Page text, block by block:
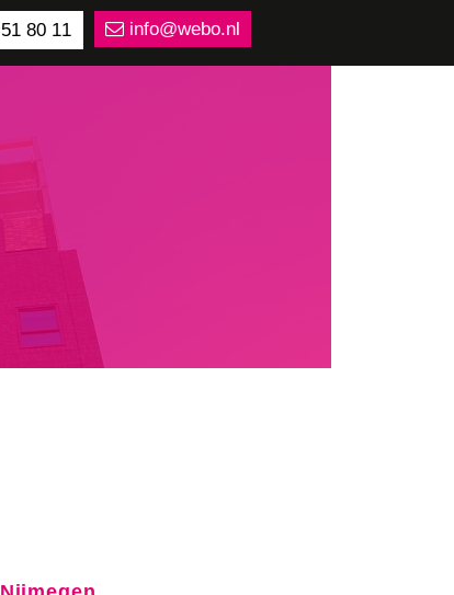
80 11 info@webo.nl